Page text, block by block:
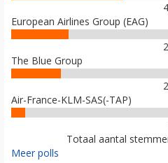
European Airlines Group (EAG)
The Blue Group
Air-France-KLM-SAS(-TAP)
Totaal aantal
Meer polls